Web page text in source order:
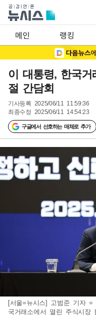
메인 랭킹
이 대통령, 한국
절 간담회
기사등록 2025/06/11 11:59:36
최종수정 2025/06/11 14:54:23
구글에서 선호하는 매체로 추가
[서울=뉴시스] 고범준 기자
국거래소에서 열린 주식시장